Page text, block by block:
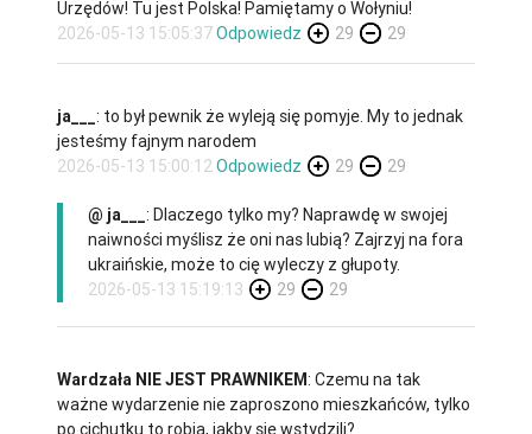
Urzędów! Tu jest Polska! Pamiętamy o Wołyniu!
2026-05-13 15:05:37Odpowiedz 29 29
ja___: to był pewnik że wyleją się pomyje. My to jednak
jesteśmy fajnym narodem
2026-05-13 15:00:12Odpowiedz 29 29
@ ja___: Dlaczego tylko my? Naprawdę w swojej
naiwności myślisz że oni nas lubią? Zajrzyj na fora
ukraińskie, może to cię wyleczy z głupoty.
2026-05-13 15:19:13
29 29
Wardzała NIE JEST PRAWNIKEM: Czemu na tak
ważne wydarzenie nie zaproszono mieszkańców, tylko